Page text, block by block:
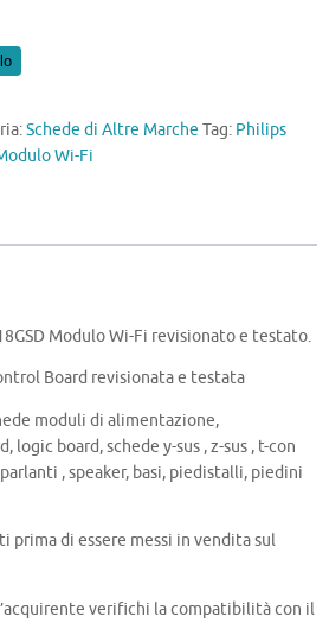
Schede di Altre Marche Tag: Philips
Wi-Fi
Modulo Wi-Fi revisionato e testato.
Board revisionata e testata
moduli di alimentazione,
board, schede y-sus , z-sus , t-con
, speaker, basi, piedistalli, piedini
di essere messi in vendita sul
verifichi la compatibilità con il